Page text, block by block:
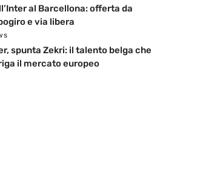
al Barcellona: offerta da
e via libera
spunta Zekri: il talento belga che
il mercato europeo